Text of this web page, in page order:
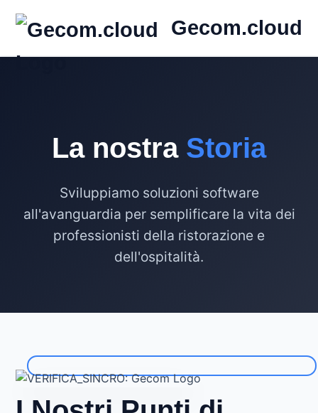
Gecom.cloud
Contatti
Accedi
La nostra Storia
Sviluppiamo soluzioni software
all'avanguardia per semplificare la vita dei
professionisti della ristorazione e
dell'ospitalità.